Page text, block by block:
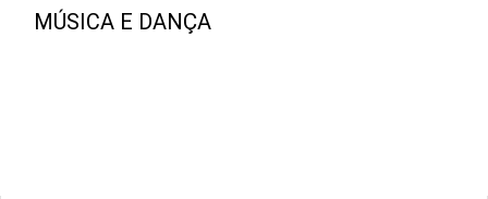
MÚSICA E DANÇA